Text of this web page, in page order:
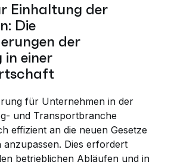
Einhaltung der
Die
der
in einer
für Unternehmen in der
und Transportbranche
effizient an die neuen Gesetze
anzupassen. Dies erfordert
betrieblichen Abläufen und in